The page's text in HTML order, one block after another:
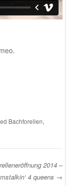
.
Bachforellen,
2014 –
4 queens →